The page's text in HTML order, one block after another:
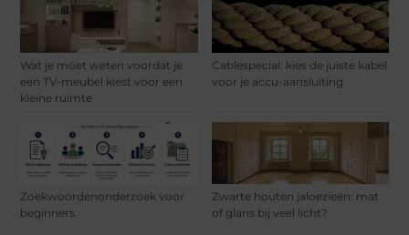
Wat je moet weten voordat je
een TV-meubel kiest voor een
kleine ruimte
Cablespecial: kies de juiste kabel
voor je accu-aansluiting
Zoekwoordenonderzoek voor
beginners
Zwarte houten jaloezieën: mat
of glans bij veel licht?